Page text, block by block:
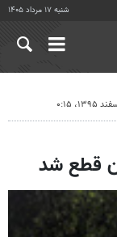
شنبه ۱۷ مرداد ۱۴۰۵
قطع شد